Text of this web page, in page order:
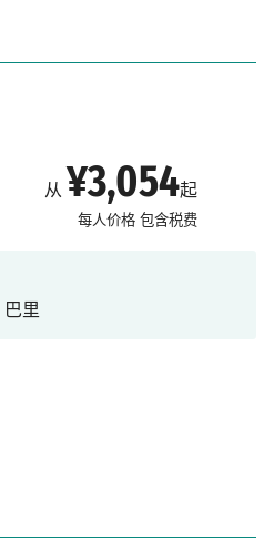
从 ¥3,054起
每人价格 包含税费
巴里